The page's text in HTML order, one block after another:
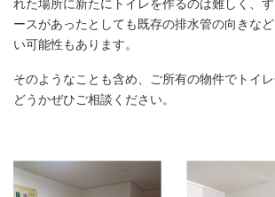
れた場所に新たにトイレを作るのは難しく、
ースがあったとしても既存の排水管の向きな
い可能性もあります。
そのようなことも含め、ご所有の物件でトイ
どうかぜひご相談ください。